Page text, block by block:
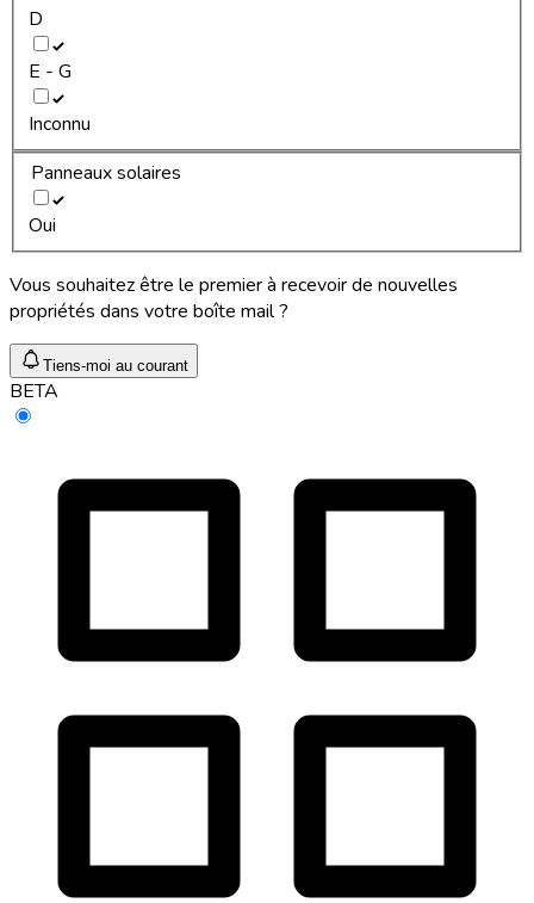
D
E - G
Inconnu
Panneaux solaires
Oui
Vous souhaitez être le premier à recevoir de nouvelles
propriétés dans votre boîte mail ?
Tiens-moi au courant
BETA